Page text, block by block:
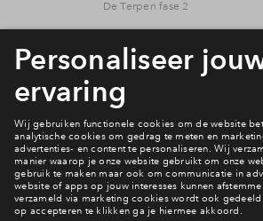
De Terpen fase 2
Bekijk het woningaanbod
Ook wonen in De Terpen fase